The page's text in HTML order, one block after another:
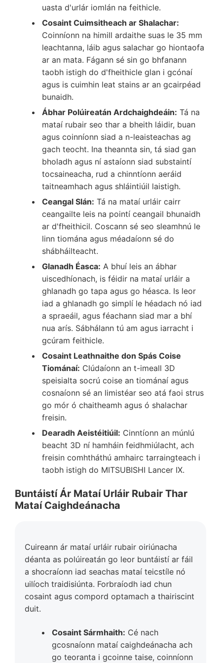
uasta d'urlár iomlán na feithicle.
Cosaint Cuimsitheach ar Shalachar:
Coinníonn na himill ardaithe suas le 35 mm
leachtanna, láib agus salachar go hiontaofa
ar an mata. Fágann sé sin go bhfanann
taobh istigh do d'fheithicle glan i gcónaí
agus is cuimhin leat stains ar an gcairpéad
bunaidh.
Ábhar Polúireatán Ardchaighdeáin: Tá na
mataí rubair seo thar a bheith láidir, buan
agus coinníonn siad a n-leaisteachas ag
gach teocht. Ina theannta sin, tá siad gan
bholadh agus ní astaíonn siad substaintí
tocsaineacha, rud a chinntíonn aeráid
taitneamhach agus shláintiúil laistigh.
Ceangal Slán: Tá na mataí urláir cairr
ceangailte leis na pointí ceangail bhunaidh
ar d'fheithicil. Coscann sé seo sleamhnú le
linn tiomána agus méadaíonn sé do
shábháilteacht.
Glanadh Éasca: A bhuí leis an ábhar
uiscedhíonach, is féidir na mataí urláir a
ghlanadh go tapa agus go héasca. Is leor
iad a ghlanadh go simplí le héadach nó iad
a spraeáil, agus féachann siad mar a bhí
nua arís. Sábhálann tú am agus iarracht i
gcúram feithicle.
Cosaint Leathnaithe don Spás Coise
Tiománaí: Clúdaíonn an t-imeall 3D
speisialta socrú coise an tiománaí agus
cosnaíonn sé an limistéar seo atá faoi strus
go mór ó chaitheamh agus ó shalachar
freisin.
Dearadh Aeistéitiúil: Cinntíonn an múnlú
beacht 3D ní hamháin feidhmiúlacht, ach
freisin comhtháthú amhairc tarraingteach i
taobh istigh do MITSUBISHI Lancer IX.
Buntáistí Ár Mataí Urláir Rubair Thar
Mataí Caighdeánacha
Cuireann ár mataí urláir rubair oiriúnacha
déanta as polúireatán go leor buntáistí ar fáil
a shocraíonn iad seachas mataí teicstíle nó
uilíoch traidisiúnta. Forbraíodh iad chun
cosaint agus compord optamach a thairiscint
duit.
Cosaint Sármhaith: Cé nach
gcosnaíonn mataí caighdeánacha ach
go teoranta i gcoinne taise, coinníonn